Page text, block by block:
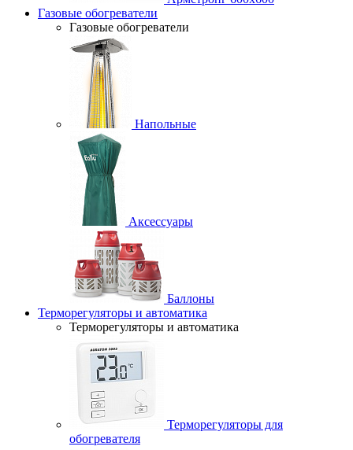
Газовые обогреватели
Газовые обогреватели
Напольные
Аксессуары
Баллоны
Терморегуляторы и автоматика
Терморегуляторы и автоматика
Терморегуляторы для
обогревателя